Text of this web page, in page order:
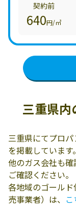
契約前
640円/㎥
三重県内
三重県にてプロ
を掲載しています。
他のガス会社も確
ご確認ください。
各地域のゴール
売事業者）は、